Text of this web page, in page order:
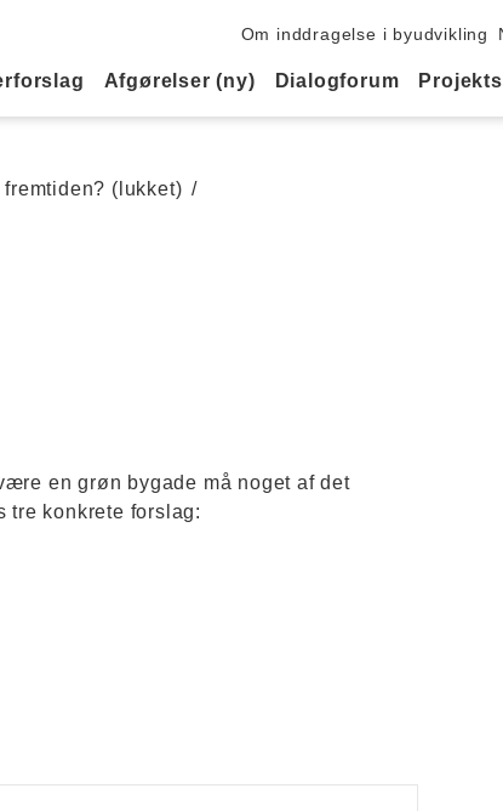
Sekundær
Om inddragelse i byudvikling
Afgørelser (ny) Dialogforum
(lukket) /
en grøn bygade må noget af det
konkrete forslag: